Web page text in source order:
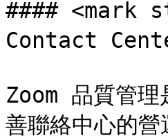
#### <mark
Contact
Zoom 品質管
善聯絡中心的